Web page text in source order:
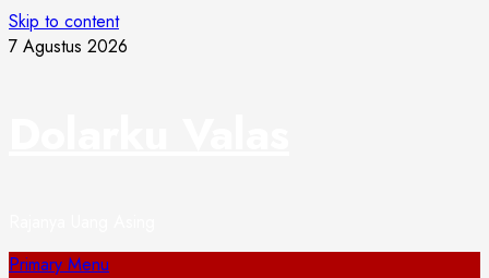
Skip to content
7 Agustus 2026
Primary Menu